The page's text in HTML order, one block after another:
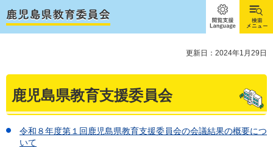
閲覧支
援
Language
検索メ
ニュー
更新日：2024年1月29日
鹿児島県教育支援委員会
令和８年度第１回鹿児島県教育支援委員会の会議結果の概要につ
いて